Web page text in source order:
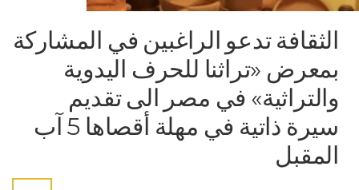
الثقافة تدعو الراغبين في المشاركة
بمعرض «تراثنا للحرف اليدوية
والتراثية» في مصر الى تقديم
سيرة ذاتية في مهلة أقصاها 5 آب
المقبل